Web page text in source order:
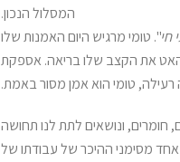
המסלול הנכון.
חי". טומי מרגיש היום האמנות שלו
את הקצב שלו בריאה. אספקת
רעילה, טומי הוא אמן מסור באמת.
ונושאים לתת לנו תחושה
מסימני ההיכר של עבודתו של